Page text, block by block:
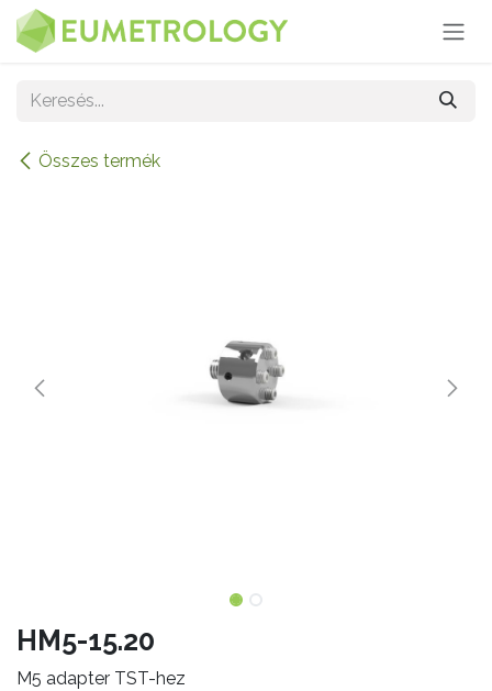
Kihagyás és továbblépés a tartalomhoz
Összes termék
HM5-15.20
M5 adapter TST-hez